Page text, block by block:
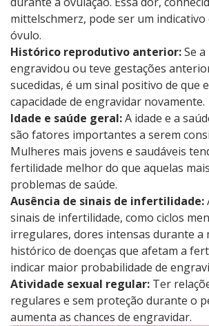
mittelschmerz, pode ser um indicativo
óvulo.
Histórico reprodutivo anterior:Se
engravidou ou teve gestações
sucedidas, é um sinal positivo de que
capacidade de engravidar novamente.
Idade e saúde geral:A idade e a
são fatores importantes a serem
Mulheres mais jovens e saudáveis
fertilidade melhor do que aquelas
problemas de saúde.
Ausência de sinais de infertilidade:
sinais de infertilidade, como ciclos
irregulares, dores intensas durante a
histórico de doenças que afetam a
indicar maior probabilidade de
Atividade sexual regular: Ter
regulares e sem proteção durante o
aumenta as chances de engravidar.